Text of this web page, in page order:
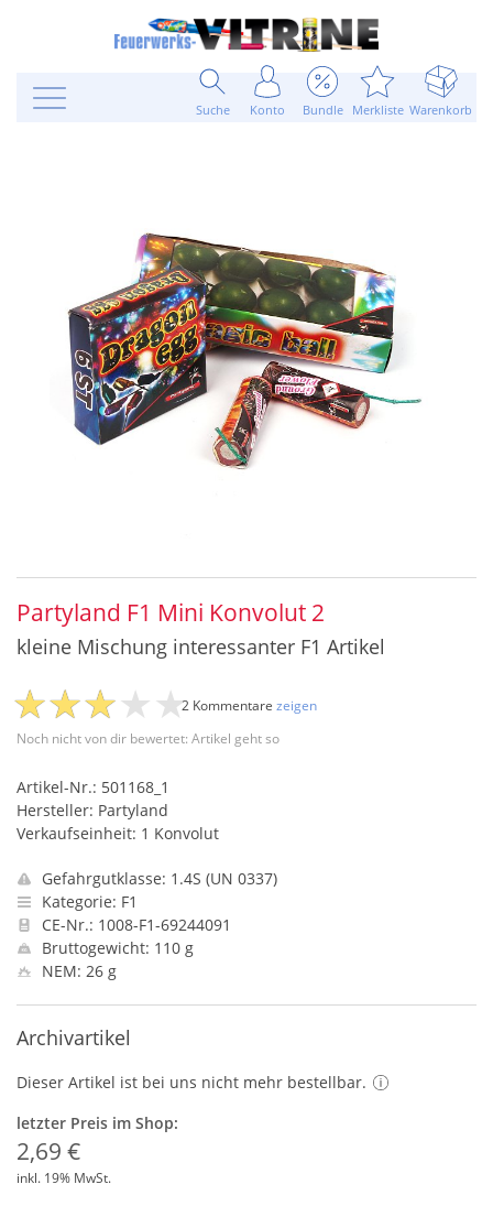
Suche Konto Bundle Merkliste Warenkorb
Partyland F1 Mini Konvolut 2
kleine Mischung interessanter F1 Artikel
Noch nicht von dir bewertet: Artikel geht so
2 Kommentare zeigen
Artikel-Nr.: 501168_1
Hersteller: Partyland
Verkaufseinheit: 1 Konvolut
Gefahrgutklasse: 1.4S (UN 0337)
Kategorie: F1
CE-Nr.: 1008-F1-69244091
Bruttogewicht: 110 g
NEM: 26 g
Archivartikel
Dieser Artikel ist bei uns nicht mehr bestellbar.
letzter Preis im Shop:
2,69 €
inkl. 19% MwSt.